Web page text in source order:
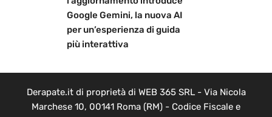
Google Gemini, la nuova AI
per un’esperienza di guida
più interattiva
Derapate.it di proprietà di WEB 365 SRL - Via Nicola
Marchese 10, 00141 Roma (RM) - Codice Fiscale e